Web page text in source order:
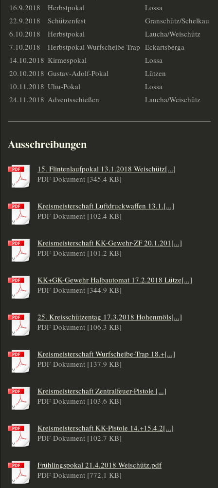
16.9.2018
Herbstpokal
Lossa
22.9.2018
Schützenfest
Granschütz/Schelkau
6.10.2018
Herbstpokal
Laucha/Weischütz
7.10.2018
Herbstpokal Wurfscheibe-Trap Eckartsberga
14.10.2018 Kirmespokal
Lossa
20.10.2018 Gustav-Adolf-Pokal
Lützen
10.11.2018 Uhu-Pokal
Lossa
24.11.2018 Adventsschießen Laucha/Weischütz
Ausschreibungen
15. Flintenlaufpokal 13.1.2018 Weischütz[...]
PDF-Dokument [345.4 KB]
Kreismeisterschaft Luftdruckwaffen 13.1.[...]
PDF-Dokument [102.4 KB]
Kreismeisterschaft KK-Gewehr-ZF 20.1.201[...]
PDF-Dokument [101.2 KB]
KK+GK-Gewehr Halbautomat 17.2.2018 Lütze[...]
PDF-Dokument [344.9 KB]
25. Kreisschützentag 17.3.2018 Hohenmöls[...]
PDF-Dokument [106.3 KB]
Kreismeisterschaft Wurfscheibe-Trap 18.+[...]
PDF-Dokument [137.9 KB]
Kreismeisterschaft Zentralfeuer-Pistole [...]
PDF-Dokument [103.6 KB]
Kreismeisterschaft KK-Pistole 14.+15.4.2[...]
PDF-Dokument [102.7 KB]
Frühlingspokal 21.4.2018 Weischütz.pdf
PDF-Dokument [772.1 KB]